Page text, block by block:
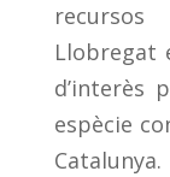
Llobregat
d’interès
espècie
Catalunya.